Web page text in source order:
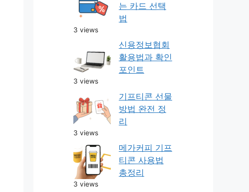
는 카드 선택
법
3 views
신용정보협회
활용법과 확인
포인트
3 views
기프티콘 선물
방법 완전 정
리
3 views
메가커피 기프
티콘 사용법
총정리
3 views